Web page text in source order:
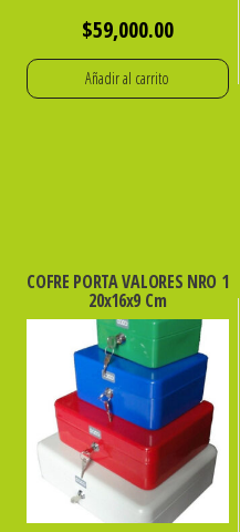
cantidad
$59,000.00
Añadir al carrito
COFRE PORTA VALORES NRO 1
20x16x9 Cm